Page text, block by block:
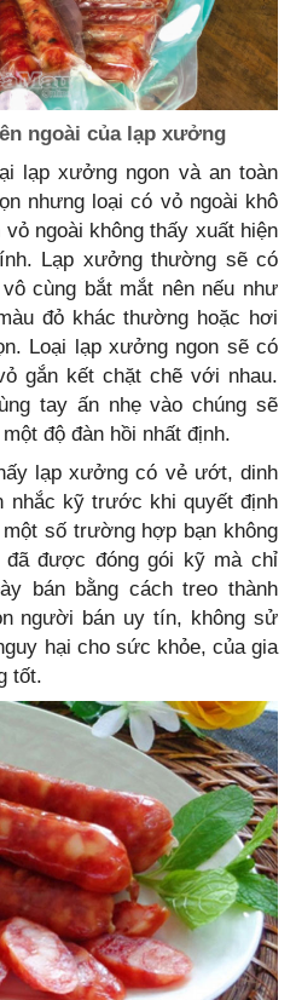
ngoài của lạp xưởng
lạp xưởng ngon và an toàn
nhưng loại có vỏ ngoài khô
ngoài không thấy xuất hiện
Lạp xưởng thường sẽ có
cùng bắt mắt nên nếu như
đỏ khác thường hoặc hơi
Loại lạp xưởng ngon sẽ có
gắn kết chặt chẽ với nhau.
tay ấn nhẹ vào chúng sẽ
độ đàn hồi nhất định.
lạp xưởng có vẻ ướt, dinh
nhắc kỹ trước khi quyết định
số trường hợp bạn không
được đóng gói kỹ mà chỉ
bán bằng cách treo thành
người bán uy tín, không sử
hại cho sức khỏe, của gia
tốt.